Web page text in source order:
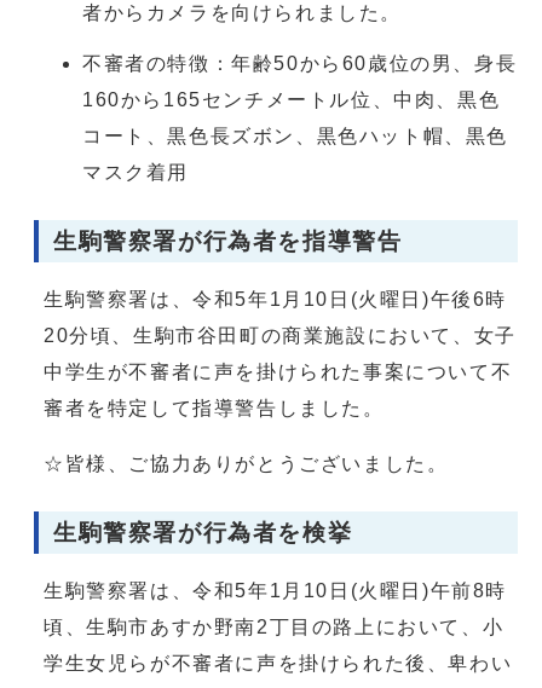
者からカメラを向けられました。
不審者の特徴：年齢50から60歳位の男、身長
160から165センチメートル位、中肉、黒色
コート、黒色長ズボン、黒色ハット帽、黒色
マスク着用
生駒警察署が行為者を指導警告
生駒警察署は、令和5年1月10日(火曜日)午後6時
20分頃、生駒市谷田町の商業施設において、女子
中学生が不審者に声を掛けられた事案について不
審者を特定して指導警告しました。
☆皆様、ご協力ありがとうございました。
生駒警察署が行為者を検挙
生駒警察署は、令和5年1月10日(火曜日)午前8時
頃、生駒市あすか野南2丁目の路上において、小
学生女児らが不審者に声を掛けられた後、卑わい